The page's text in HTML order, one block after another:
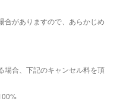
合がありますので、あらかじめ
場合、下記のキャンセル料を頂